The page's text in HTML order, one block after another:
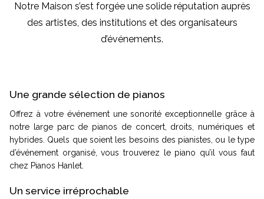
Notre Maison s’est forgée une solide réputation auprès
des artistes, des institutions et des organisateurs
d’événements.
Une grande sélection de pianos
Offrez à votre événement une sonorité exceptionnelle grâce à
notre large parc de pianos de concert, droits, numériques et
hybrides. Quels que soient les besoins des pianistes, ou le type
d’événement organisé, vous trouverez le piano qu’il vous faut
chez Pianos Hanlet.
Un service irréprochable